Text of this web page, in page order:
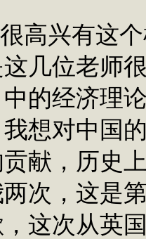
很高兴有这
几位老师
的经济理
想对中国
献，历史
次，这是
这次从英